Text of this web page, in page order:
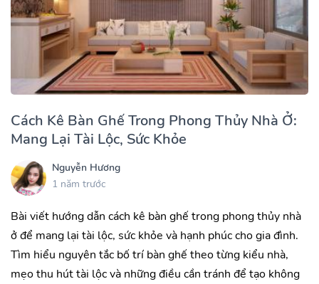
Cách Kê Bàn Ghế Trong Phong Thủy Nhà Ở:
Mang Lại Tài Lộc, Sức Khỏe
Nguyễn Hương
1 năm trước
Bài viết hướng dẫn cách kê bàn ghế trong phong thủy nhà
ở để mang lại tài lộc, sức khỏe và hạnh phúc cho gia đình.
Tìm hiểu nguyên tắc bố trí bàn ghế theo từng kiểu nhà,
mẹo thu hút tài lộc và những điều cần tránh để tạo không